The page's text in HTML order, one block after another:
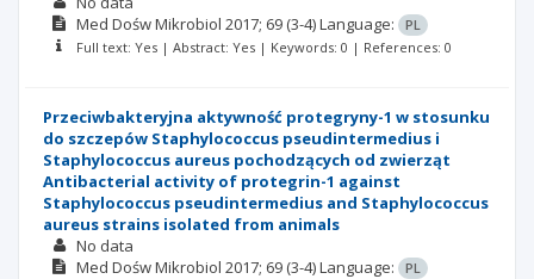
Med Dośw Mikrobiol 2017; 69 (3-4)Language:
PL
Full text: Yes | Abstract: Yes | Keywords: 0 | References: 0
Przeciwbakteryjna aktywność protegryny-1 w stosunku
do szczepów Staphylococcus pseudintermedius i
Staphylococcus aureus pochodzących od zwierząt
Antibacterial activity of protegrin-1 against
Staphylococcus pseudintermedius and Staphylococcus
aureus strains isolated from animals
No data
Med Dośw Mikrobiol 2017; 69 (3-4)Language:
PL